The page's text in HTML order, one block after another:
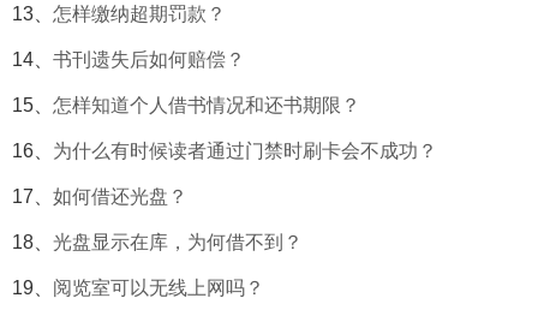
13、 怎样缴纳超期罚款？
14、 书刊遗失后如何赔偿？
15、 怎样知道个人借书情况和还书期限？
16、 为什么有时候读者通过门禁时刷卡会不成功？
17、 如何借还光盘？
18、 光盘显示在库，为何借不到？
19、 阅览室可以无线上网吗？